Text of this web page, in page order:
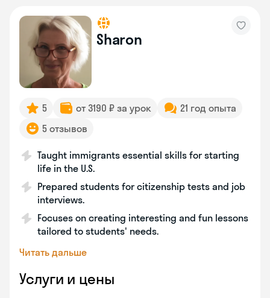
Sharon
5 от 3190 ₽ за урок
21 год опыта
5 отзывов
Taught immigrants essential skills for starting
life in the U.S.
Prepared students for citizenship tests and job
interviews.
Focuses on creating interesting and fun lessons
tailored to students' needs.
Читать дальше
Услуги и цены